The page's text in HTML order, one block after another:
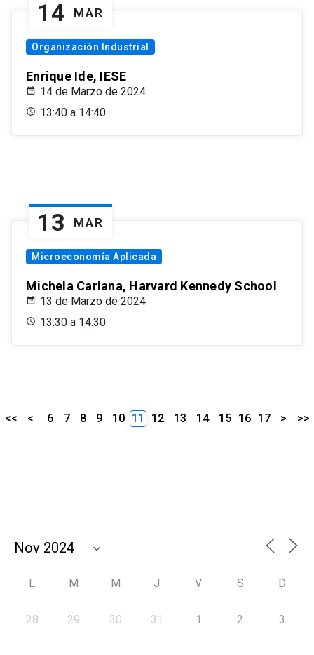
14 MAR
Organización Industrial
Enrique Ide, IESE
14 de Marzo de 2024
13:40 a 14:40
13 MAR
Microeconomía Aplicada
Michela Carlana, Harvard Kennedy School
13 de Marzo de 2024
13:30 a 14:30
<< < 6 7 8 9 10 11 12 13 14 15 16 17 > >>
L M M J V S D
28 29 30 31 1 2 3